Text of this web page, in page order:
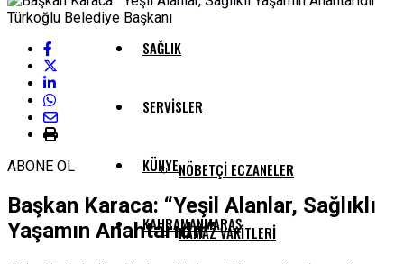
SAĞLIK
SERVISLER
NÖBETÇI ECZANELER
NAMAZ VAKITLERI
KÜNYE
KAHRAMANMARAŞ
ABONE OL
Başkan Karaca: “Yeşil Alanlar, Sağlıklı
Yaşamın Anahtarıdır”